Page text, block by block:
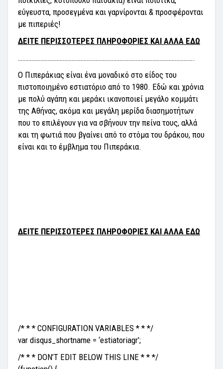
εύγευστα, προσεγμένα και γαρνίρονται & προσφέρονται
με πιπεριές!
ΔΕΙΤΕ ΠΕΡΙΣΣΟΤΕΡΕΣ ΠΛΗΡΟΦΟΡΙΕΣ ΚΑΙ ΑΛΛΑ ΕΔΩ
……………………………………………………………………………………………………….
Ο Πιπεράκιας είναι ένα μοναδικό στο είδος του
πιστοποιημένο εστιατόριο από το 1980. Εδώ και χρόνια
με πολύ αγάπη και μεράκι ικανοποιεί μεγάλο κομμάτι
της Αθήνας, ακόμα και μεγάλη μερίδα διασημοτήτων
που το επιλέγουν για να σβήνουν την πείνα τους, αλλά
και τη φωτιά που βγαίνει από το στόμα του δράκου, που
είναι και το έμβλημα του Πιπεράκια.
ΔΕΙΤΕ ΠΕΡΙΣΣΟΤΕΡΕΣ ΠΛΗΡΟΦΟΡΙΕΣ ΚΑΙ ΑΛΛΑ ΕΔΩ
/* * * CONFIGURATION VARIABLES * * */
var disqus_shortname = ‘estiatoriagr’;
/* * * DON’T EDIT BELOW THIS LINE * * */